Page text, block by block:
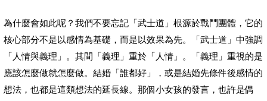
為什麼會如此呢？我們不要忘記「武士道」根源於戰鬥團體，它的
核心部分不是以感情為基礎，而是以效果為先。「武士道」中強調
「人情與義理」。其間「義理」重於「人情」。「義理」重視的是
應該怎麼做就怎麼做。結婚「誰都好」，或是結婚先條件後感情的
想法，也都是這類想法的延長線。那個小女孩的發言，也許是偶